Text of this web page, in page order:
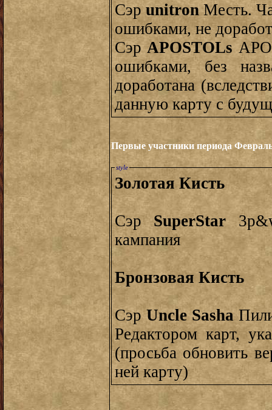
СэрunitronМесть.
ошибками, не
СэрAPOSTOLs
ошибками, без
доработана
данную карту с
Первые участники периода
style
Золотая Кисть
СэрSuperStar
кампания
Бронзовая Кисть
СэрUncle Sasha
Редактором карт,
(просьба обновить
ней карту)